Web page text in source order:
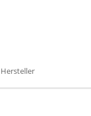
Hersteller